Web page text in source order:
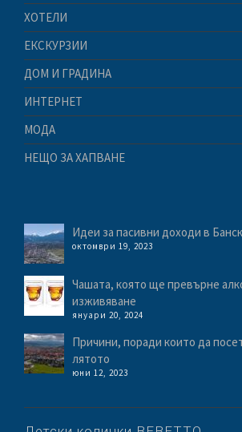
ХОТЕЛИ
ЕКСКУРЗИИ
ДОМ И ГРАДИНА
ИНТЕРНЕТ
МОДА
НЕЩО ЗА ХАПВАНЕ
Идеи за пасивни доходи в
октомври 19, 2023
Чашата, която ще превърне
изживяване
януари 20, 2024
Причини, поради които да
лятото
юни 12, 2023